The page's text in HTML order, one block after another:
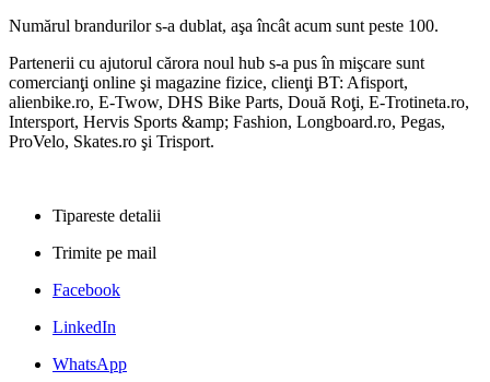
Numărul brandurilor s-a dublat, aşa încât acum sunt peste 100.
Partenerii cu ajutorul cărora noul hub s-a pus în mişcare sunt
comercianţi online şi magazine fizice, clienţi BT: Afisport,
alienbike.ro, E-Twow, DHS Bike Parts, Două Roţi, E-Trotineta.ro,
Intersport, Hervis Sports &amp; Fashion, Longboard.ro, Pegas,
ProVelo, Skates.ro şi Trisport.
Tipareste detalii
Trimite pe mail
Facebook
LinkedIn
WhatsApp